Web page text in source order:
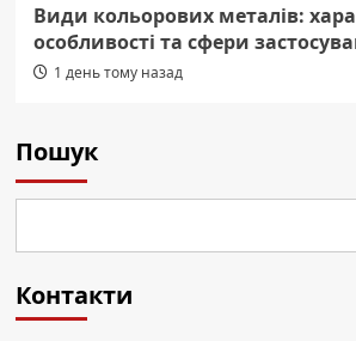
Види кольорових металів:
особливості та сфери
1 день тому назад
Пошук
Контакти